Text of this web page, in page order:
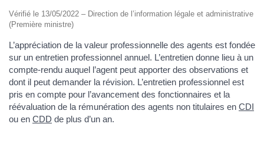
Vérifié le 13/05/2022 – Direction de l’information légale et administrative
(Première ministre)
L’appréciation de la valeur professionnelle des agents est fondée
sur un entretien professionnel annuel. L’entretien donne lieu à un
compte-rendu auquel l’agent peut apporter des observations et
dont il peut demander la révision. L’entretien professionnel est
pris en compte pour l’avancement des fonctionnaires et la
réévaluation de la rémunération des agents non titulaires en CDI
ou en CDD de plus d’un an.